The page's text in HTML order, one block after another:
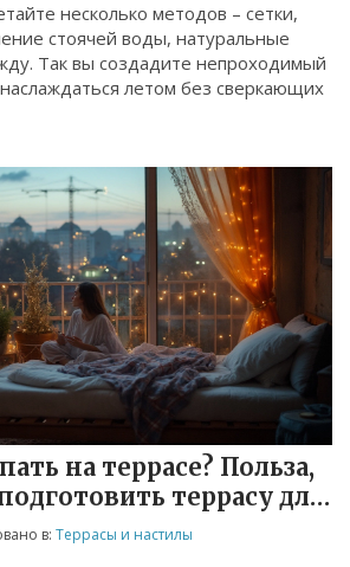
несколько методов – сетки,
стоячей воды, натуральные
Так вы создадите непроходимый
летом без сверкающих
на террасе? Польза,
террасу для
в: Террасы и настилы